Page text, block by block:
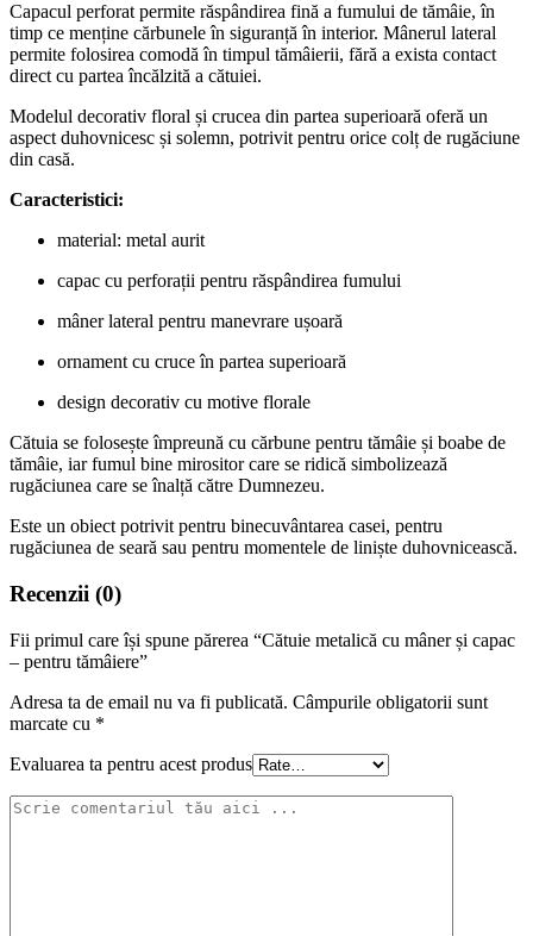
Capacul perforat permite răspândirea fină a fumului de tămâie, în
timp ce menține cărbunele în siguranță în interior. Mânerul lateral
permite folosirea comodă în timpul tămâierii, fără a exista contact
direct cu partea încălzită a cătuiei.
Modelul decorativ floral și crucea din partea superioară oferă un
aspect duhovnicesc și solemn, potrivit pentru orice colț de rugăciune
din casă.
Caracteristici:
material: metal aurit
capac cu perforații pentru răspândirea fumului
mâner lateral pentru manevrare ușoară
ornament cu cruce în partea superioară
design decorativ cu motive florale
Cătuia se folosește împreună cu cărbune pentru tămâie și boabe de
tămâie, iar fumul bine mirositor care se ridică simbolizează
rugăciunea care se înalță către Dumnezeu.
Este un obiect potrivit pentru binecuvântarea casei, pentru
rugăciunea de seară sau pentru momentele de liniște duhovnicească.
Recenzii (0)
Fii primul care își spune părerea “Cătuie metalică cu mâner și capac
– pentru tămâiere”
Adresa ta de email nu va fi publicată. Câmpurile obligatorii sunt
marcate cu *
Evaluarea ta pentru acest produs